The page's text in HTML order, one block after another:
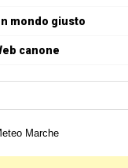
mondo giusto
canone
meteorologica delle Marche